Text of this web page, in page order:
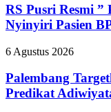
Kilang
Plaju
Tanamkan
Budaya
HSSE
Melalui
Safety
Campaign
Resmi
”
Pecat
Dokter
yang
Nyinyiri
RS Pusri Resmi ”
Nyinyiri Pasien
Palembang
Lebih
Banyak
Sekolah
6 Agustus 2026
Palembang
Predikat